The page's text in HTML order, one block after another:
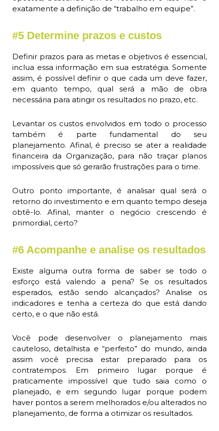
exatamente a definição de “trabalho em equipe”.
#5 Determine prazos e custos
Definir prazos para as metas e objetivos é essencial,
inclua essa informação em sua estratégia. Somente
assim, é possível definir o que cada um deve fazer,
em quanto tempo, qual será a mão de obra
necessária para atingir os resultados no prazo, etc.
Levantar os custos envolvidos em todo o processo
também é parte fundamental do seu
planejamento. Afinal, é preciso se ater a realidade
financeira da Organização, para não traçar planos
impossíveis que só gerarão frustrações para o time.
Outro ponto importante, é analisar qual será o
retorno do investimento e em quanto tempo deseja
obtê-lo. Afinal, manter o negócio crescendo é
primordial, certo?
#6 Acompanhe e analise os resultados
Existe alguma outra forma de saber se todo o
esforço está valendo a pena? Se os resultados
esperados, estão sendo alcançados? Analise os
indicadores e tenha a certeza do que está dando
certo, e o que não está.
Você pode desenvolver o planejamento mais
cauteloso, detalhista e “perfeito” do mundo, ainda
assim você precisa estar preparado para os
contratempos. Em primeiro lugar porque é
praticamente impossível que tudo saia como o
planejado, e em segundo lugar porque podem
haver pontos a serem melhorados e/ou alterados no
planejamento, de forma a otimizar os resultados.